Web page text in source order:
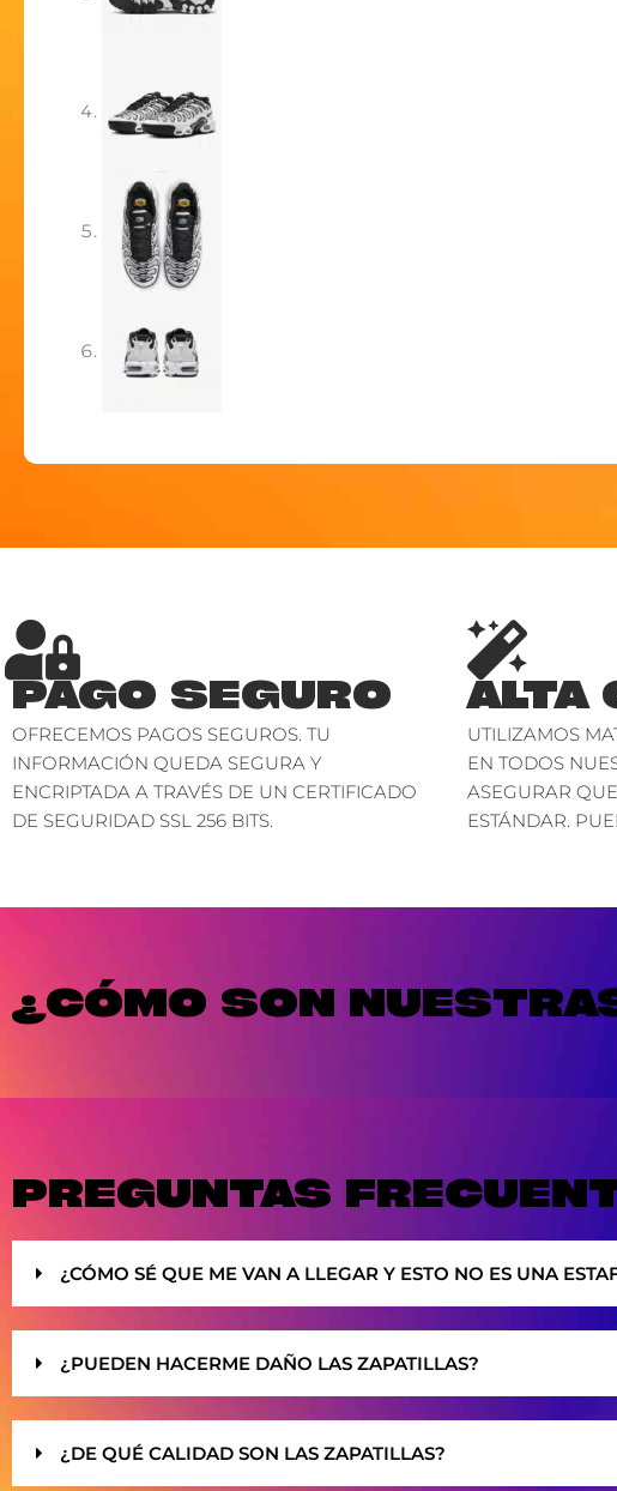
PAGO SEGURO
OFRECEMOS PAGOS SEGUROS. TU
INFORMACIÓN QUEDA SEGURA Y
ENCRIPTADA A TRAVÉS DE UN CERTIFICADO
DE SEGURIDAD SSL 256 BITS.
ALTA
UTILIZAMOS
EN TODOS
ASEGURAR
ESTÁNDAR.
¿CÓMO SON
PREGUNTAS
¿CÓMO SÉ QUE ME VAN A LLEGAR Y ESTO NO ES UNA
¿PUEDEN HACERME DAÑO LAS ZAPATILLAS?
¿DE QUÉ CALIDAD SON LAS ZAPATILLAS?